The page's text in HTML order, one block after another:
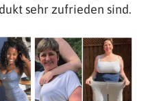
sehr zufrieden sind.